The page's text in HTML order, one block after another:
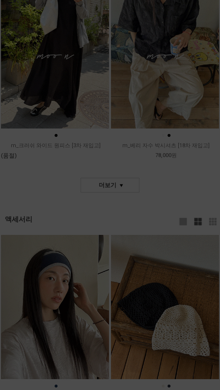
●
m_크러쉬 와이드 원피스 [3차 재입고]
(품절)
●
m_베리 자수 박시셔츠 [18차 재입고]
78,000원
더보기
액세서리
● ●